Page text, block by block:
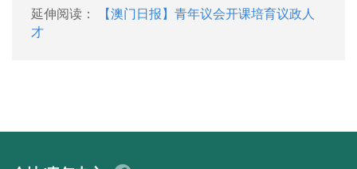
延伸阅读：
【澳门日报】青年议会开课培育议政人
才